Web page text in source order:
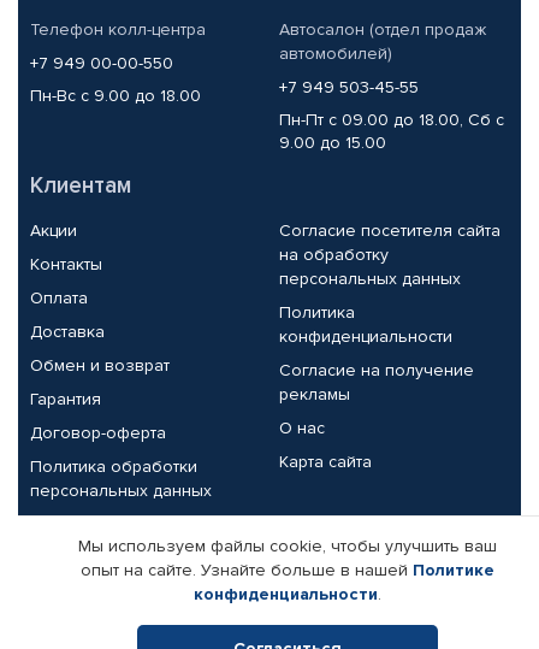
Телефон колл-центра
+7 949 00-00-550
Пн-Вс с 9.00 до 18.00
Автосалон (отдел продаж
автомобилей)
+7 949 503-45-55
Пн-Пт с 09.00 до 18.00, Сб с
9.00 до 15.00
Клиентам
Акции
Контакты
Оплата
Доставка
Обмен и возврат
Гарантия
Договор-оферта
Политика обработки
персональных данных
Согласие посетителя сайта
на обработку
персональных данных
Политика
конфиденциальности
Согласие на получение
рекламы
О нас
Карта сайта
Партнерам
Корпоративным клиентам
Поставщикам
Реквизиты компании
Мы используем файлы cookie, чтобы улучшить ваш
опыт на сайте. Узнайте больше в нашей Политике
конфиденциальности.